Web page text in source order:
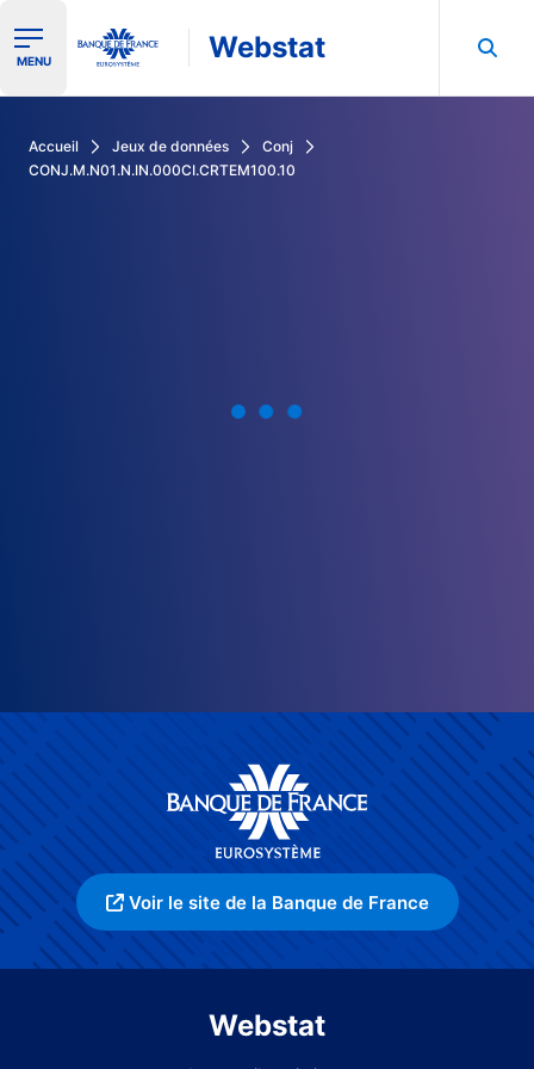
Ouvrir le menu de navigation
MENU Webstat
Accueil Jeux de données
Conj
CONJ.M.N01.N.IN.000CI.CRTEM100.10
Voir le site de la Banque de France
Webstat